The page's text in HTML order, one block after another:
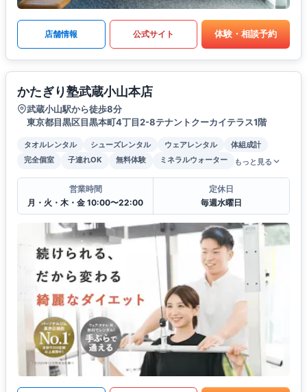
店舗情報 公式サイト 体験・相談予約
かたぎり塾武蔵小山本店
武蔵小山駅から徒歩8分
東京都目黒区目黒本町4丁目2-8テナントクーカイテラス1階
タオルレンタル シューズレンタル ウェアレンタル
体組成計
完全個室
子連れOK 無料体験 ミネラルウォーター もっと見る
営業時間
月・火・木・金 10:00〜22:00
定休日
毎週水曜日